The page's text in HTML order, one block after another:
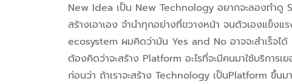
New Idea เป็น New Technology อยากจะลองทำดู
สร้างเอาเอง จำนำทุกอย่างที่ขวางหน้า จนตัวเองแ
ecosystem ผมคิดว่ามัน Yes and No อาจจะสำเร็จไ
ต้องคิดว่าจะสร้าง Platform อะไรที่จะมีคนมาใช้บริการเ
ก่อนว่า ถ้าเราจะสร้าง Technology เป็นPlatform ขึ้